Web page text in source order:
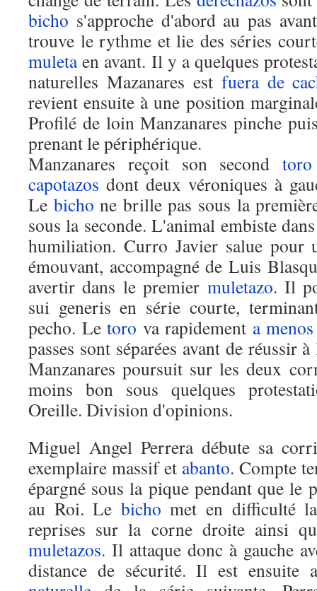
bicho s'approche d'abord au pas
trouve le rythme et lie des séries
muletaen avant. Il y a quelques
naturelles Mazanares est fuera de
revient ensuite à une position
Profilé de loin Manzanares pinche
prenant le périphérique.
Manzanares reçoit son second toro
capotazos dont deux véroniques à
Le bicho ne brille pas sous la
sous la seconde. L'animal embiste
humiliation. Curro Javier salue pour
émouvant, accompagné de Luis
avertir dans le premier muletazo. Il
sui generis en série courte,
pecho. Letoro va rapidement a menos
passes sont séparées avant de réussir
Manzanares poursuit sur les deux
moins bon sous quelques
Oreille. Division d'opinions.
Miguel Angel Perrera débute sa
exemplaire massif et abanto. Compte
épargné sous la pique pendant que le
au Roi. Le bicho met en difficulté
reprises sur la corne droite ainsi
muletazos. Il attaque donc à gauche
distance de sécurité. Il est ensuite